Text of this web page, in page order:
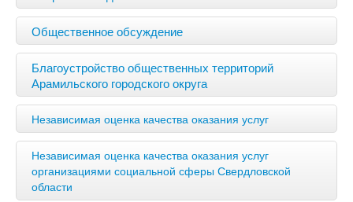
Общественное обсуждение
Благоустройство общественных территорий
Арамильского городского округа
Независимая оценка качества оказания услуг
Независимая оценка качества оказания услуг
организациями социальной сферы Свердловской
области